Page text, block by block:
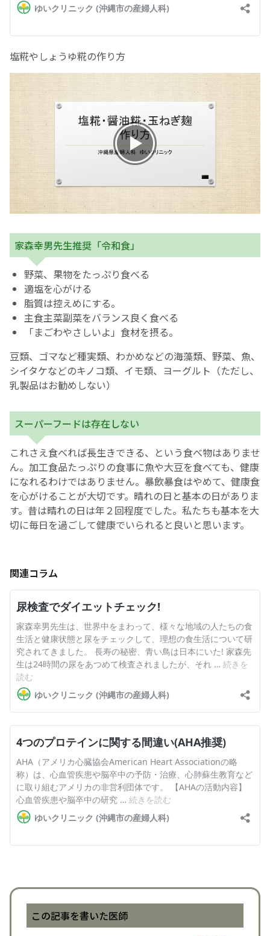
塩糀やしょうゆ糀の作り方
家森幸男先生推奨「令和食」
野菜、果物をたっぷり食べる
適塩を心がける
脂質は控えめにする。
主食主菜副菜をバランス良く食べる
「まごわやさしいよ」食材を摂る。
豆類、ゴマなど種実類、わかめなどの海藻類、野菜、魚、
シイタケなどのキノコ類、イモ類、ヨーグルト（ただし、
乳製品はお勧めしない）
スーパーフードは存在しない
これさえ食べれば長生きできる、という食べ物はありませ
ん。加工食品たっぷりの食事に魚や大豆を食べても、健康
になれるわけではありません。暴飲暴食はやめて、健康食
を心がけることが大切です。晴れの日と基本の日がありま
す。昔は晴れの日は年２回程度でした。私たちも基本を大
切に毎日を過ごして健康でいられると良いと思います。
関連コラム
この記事を書いた医師